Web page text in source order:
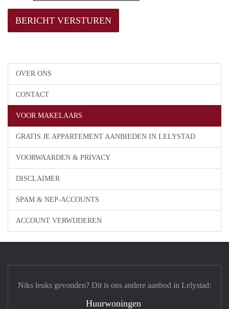
OVER ONS
CONTACT
VOOR MAKELAARS
GRATIS JE APPARTEMENT AANBIEDEN IN LELYSTAD
VOORWAARDEN & PRIVACY
DISCLAIMER
SPAM & NEP-ACCOUNTS
ACCOUNT VERWIJDEREN
Niks leuks gevonden? Dit is ons andere aanbod in Lelystad:
Huurwoningen